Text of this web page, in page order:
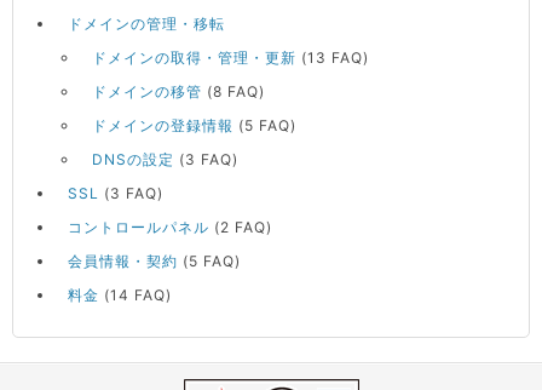
ドメインの管理・移転
ドメインの取得・管理・更新 (13 FAQ)
ドメインの移管 (8 FAQ)
ドメインの登録情報 (5 FAQ)
DNSの設定 (3 FAQ)
SSL
(3 FAQ)
コントロールパネル (2 FAQ)
会員情報・契約 (5 FAQ)
料金 (14 FAQ)